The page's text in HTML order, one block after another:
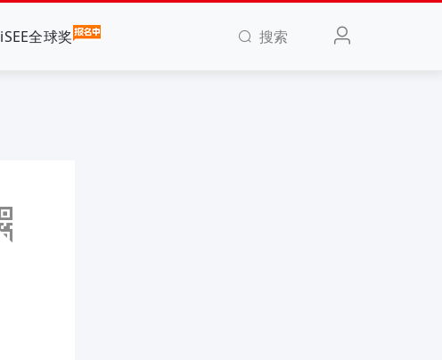
iSEE全球奖 搜索